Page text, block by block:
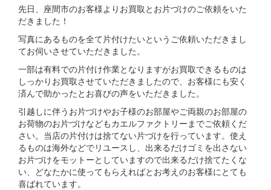
先日、座間市のお客様よりお買取とお片づけのご依頼をいた
だきました！
写真にあるものを全て片付けたいというご依頼いただきまし
てお伺いさせていただきました。
一部は有料での片付け作業となりますがお買取できるものは
しっかりお買取させていただきましたので、お客様にも安く
済んで助かったとお喜びの声をいただきました。
引越しに伴うお片づけやお子様のお部屋やご両親のお部屋の
お荷物のお片づけなどもカエルファクトリーまでご依頼くだ
さい。当店の片付けは捨てない片づけを行っています。使え
るものは海外などでリユースし、出来るだけゴミを出さない
お片づけをモットーとしていますので出来るだけ捨てたくな
い、どなたかに使ってもらえればとお考えのお客様にとても
喜ばれています。